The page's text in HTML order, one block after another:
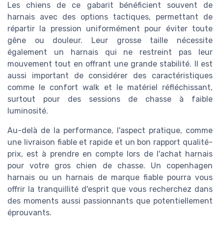
Les chiens de ce gabarit bénéficient souvent de
harnais avec des options tactiques, permettant de
répartir la pression uniformément pour éviter toute
gêne ou douleur. Leur grosse taille nécessite
également un harnais qui ne restreint pas leur
mouvement tout en offrant une grande stabilité. Il est
aussi important de considérer des caractéristiques
comme le confort walk et le matériel réfléchissant,
surtout pour des sessions de chasse à faible
luminosité.
Au-delà de la performance, l'aspect pratique, comme
une livraison fiable et rapide et un bon rapport qualité-
prix, est à prendre en compte lors de l'achat harnais
pour votre gros chien de chasse. Un copenhagen
harnais ou un harnais de marque fiable pourra vous
offrir la tranquillité d'esprit que vous recherchez dans
des moments aussi passionnants que potentiellement
éprouvants.